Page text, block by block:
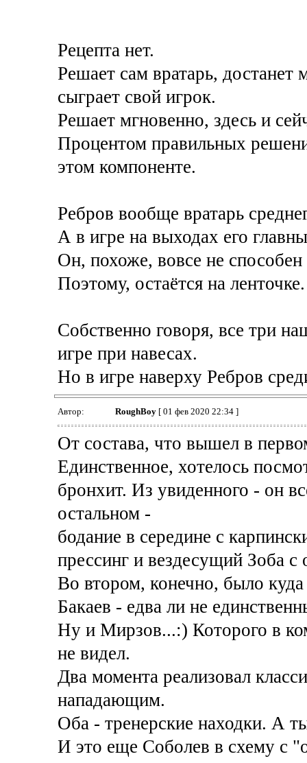
Рецепта нет.
Решает сам вратарь,
сыграет свой игрок.
Решает мгновенно, здесь и
Процентом правильных
этом компоненте.
Ребров вообще вратарь
А в игре на выходах его
Он, похоже, вовсе не способен
Поэтому, остаётся на
Собственно говоря, все три
игре при навесах.
Но в игре наверху Ребров
Автор: RoughBoy[ 01 фев 2020 22:34 ]
От состава, что вышел в
Единственное, хотелось
бронхит. Из увиденного - он
остальном -
бодание в середине с
прессинг и вездесущий Зоба
Во втором, конечно, было куда
Бакаев - едва ли не
Ну и Мирзов...:) Которого в
не видел.
Два момента реализовал
нападающим.
Оба - тренерские находки. А
И это еще Соболев в схему с